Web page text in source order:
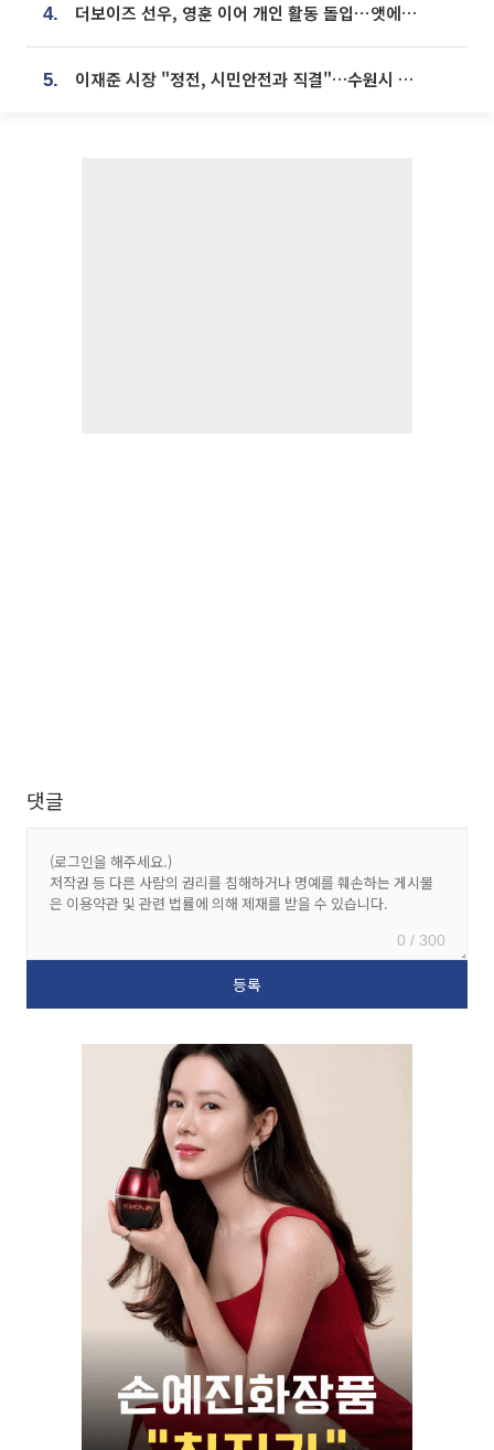
4. 더보이즈 선우, 영훈 이어 개인 활동 돌입⋯앳에어리어와 전속계약
5. 이재준 시장 "정전, 시민안전과 직결"…수원시 비상대응체계 가동
댓글
0 / 300